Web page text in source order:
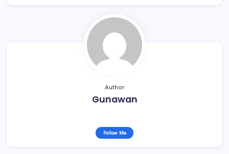
Author
Gunawan
Follow Me